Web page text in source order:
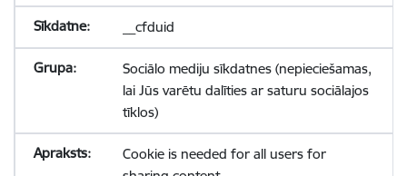
__cfduid
Sociālo mediju sīkdatnes (nepieciešamas,
lai Jūs varētu dalīties ar saturu sociālajos
tīklos)
Cookie is needed for all users for